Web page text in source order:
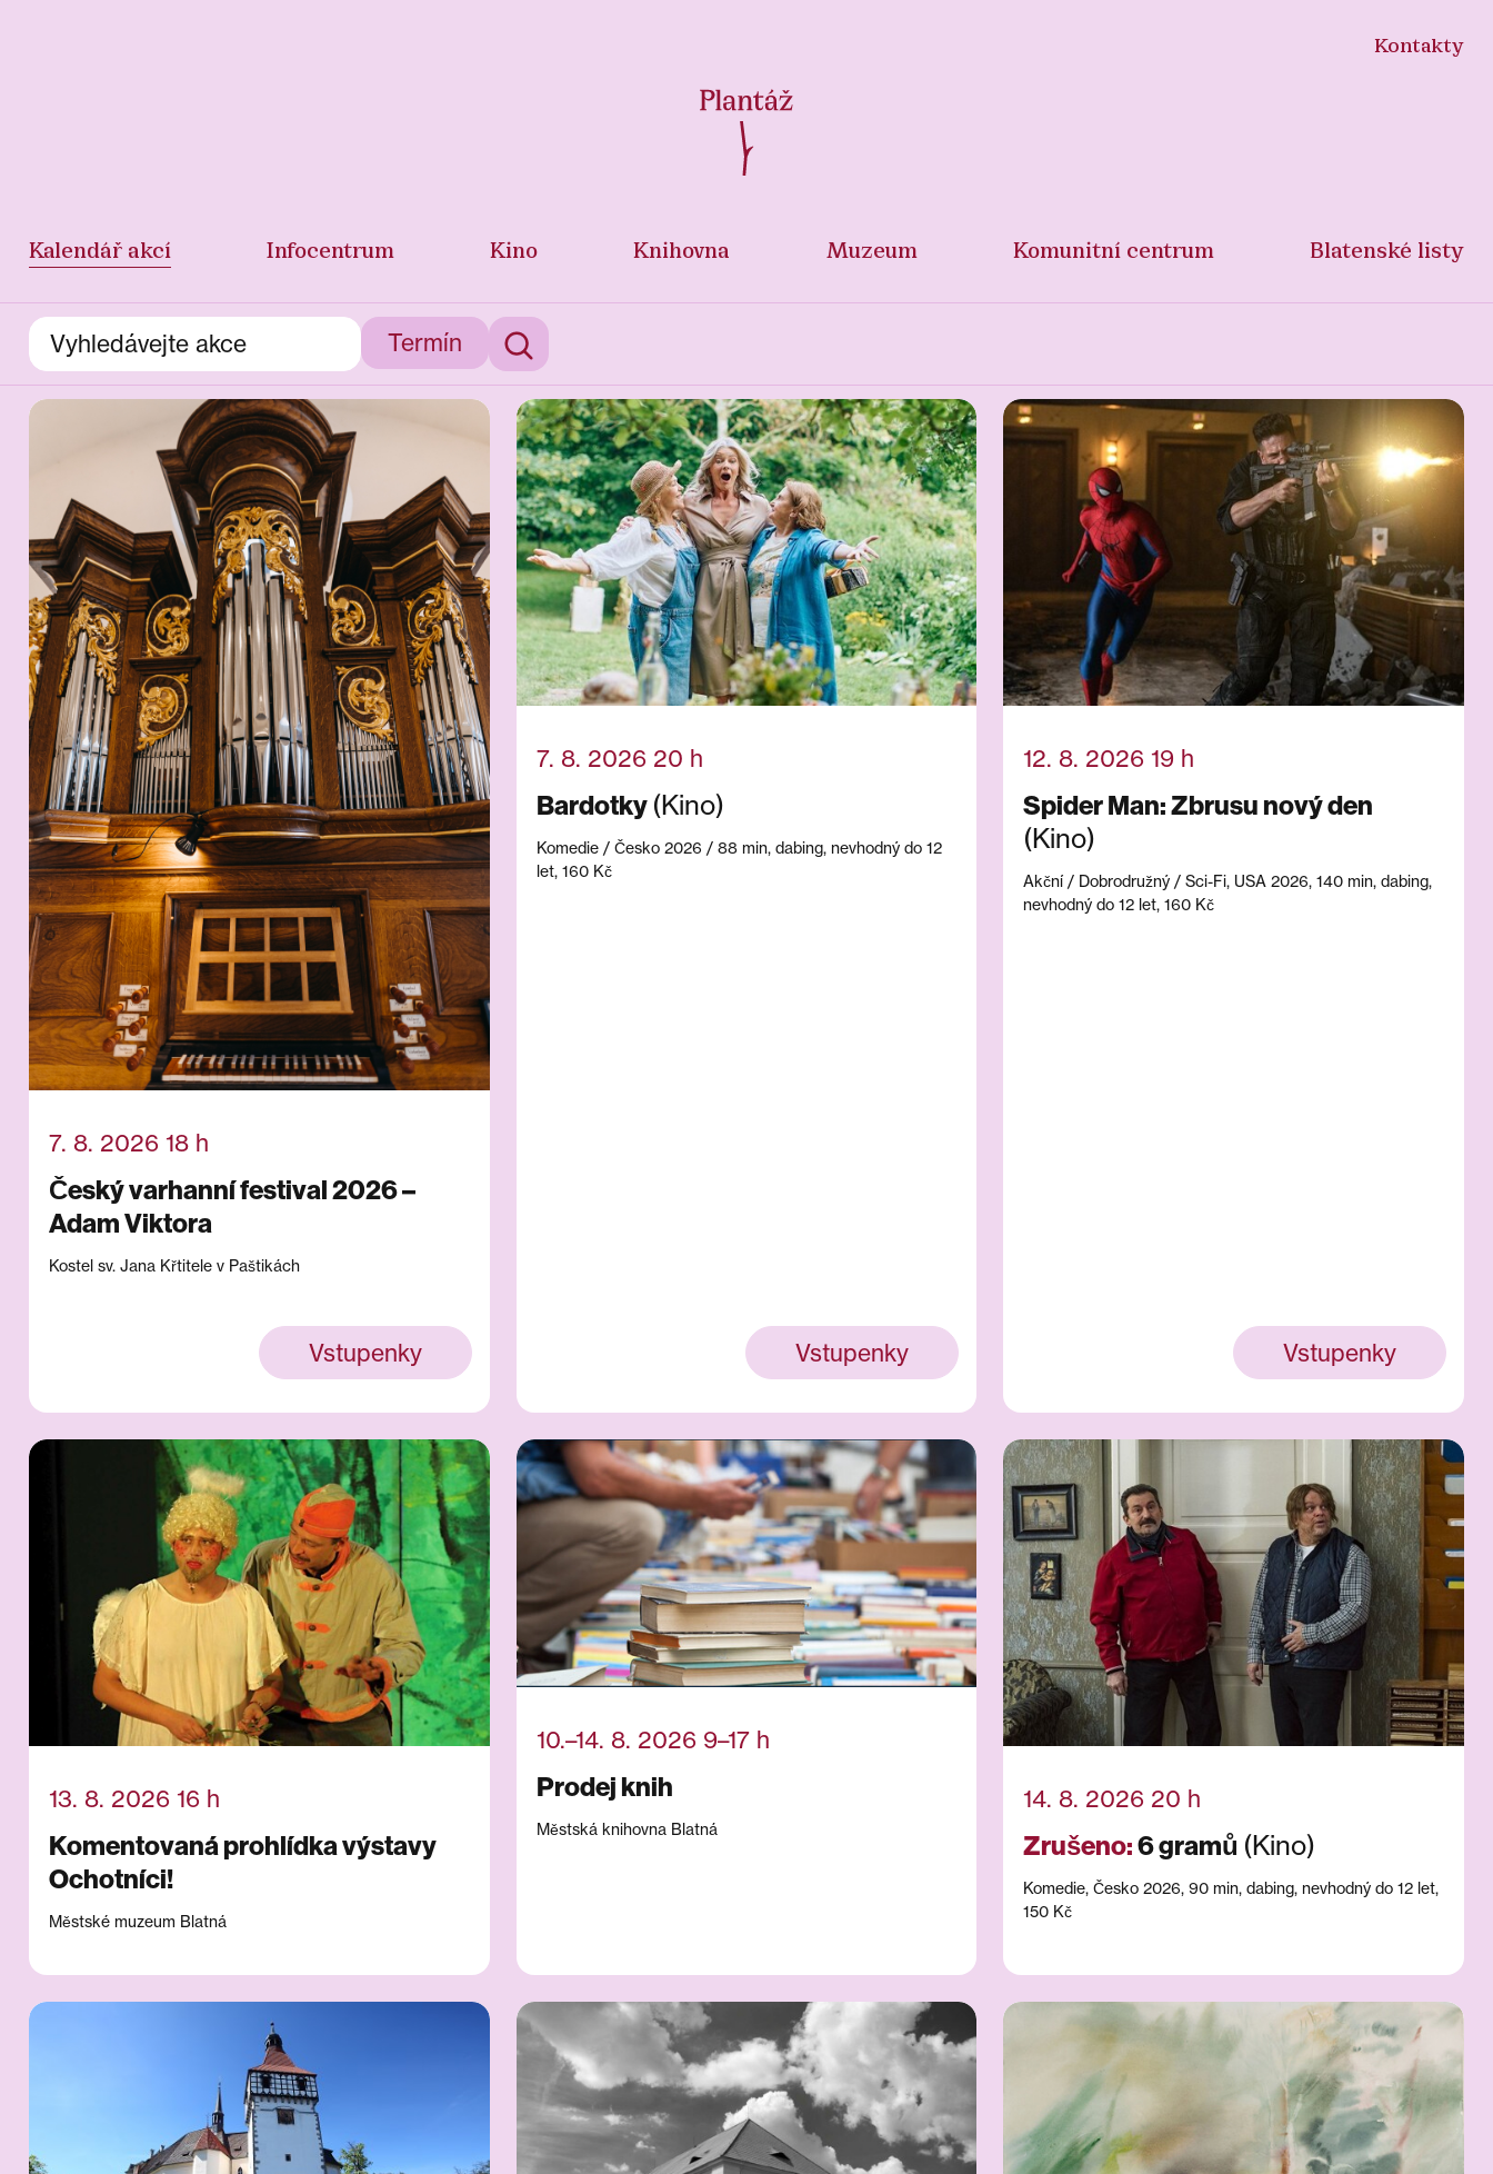
Kontakty
Kalendář akcí Infocentrum Kino Knihovna Muzeum Komunitní centrum Blatenské listy
Termín
7. 8. 2026 18 h
Český varhanní festival 2026 –
Adam Viktora
Kostel sv. Jana Křtitele v Paštikách
Vstupenky
7. 8. 2026 20 h
Bardotky (Kino)
Komedie / Česko 2026 / 88 min, dabing, nevhodný do 12
let, 160 Kč
Vstupenky
12. 8. 2026 19 h
Spider Man: Zbrusu nový den
(Kino)
Akční / Dobrodružný / Sci-Fi, USA 2026, 140 min, dabing,
nevhodný do 12 let, 160 Kč
Vstupenky
13. 8. 2026 16 h
Komentovaná prohlídka výstavy
Ochotníci!
Městské muzeum Blatná
10.–14. 8. 2026 9–17 h
Prodej knih
Městská knihovna Blatná
14. 8. 2026 20 h
Zrušeno:6 gramů (Kino)
Komedie, Česko 2026, 90 min, dabing, nevhodný do 12 let,
150 Kč